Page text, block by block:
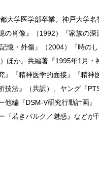
大学医学部卒業。神戸大学
の肖像』（1992）『家族
憶・外傷』（2004）『時の
）ほか。共編著『1995年1月
』『精神医学的面接』『精
技法』（共訳）、ヤング『
他編『DSM-V研究行動計画
『若きパルク／魅惑』などが